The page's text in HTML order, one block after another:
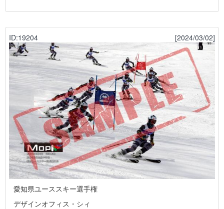
ID:19204 [2024/03/02]
愛知県ユーススキー選手権
デザインオフィス・シィ